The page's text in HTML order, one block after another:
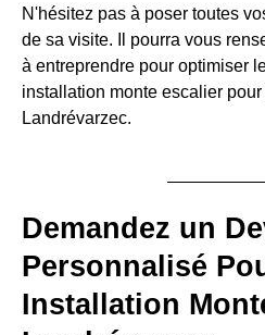
N'hésitez pas à poser toutes
de sa visite. Il pourra vous
à entreprendre pour optimiser
installation monte escalier
Landrévarzec.
Demandez un
Personnalisé
Installation